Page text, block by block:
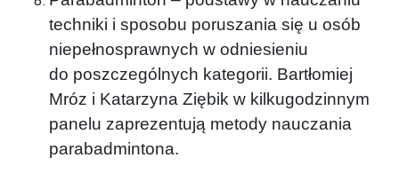
techniki i sposobu poruszania się u osób
niepełnosprawnych w odniesieniu
do poszczególnych kategorii. Bartłomiej
Mróz i Katarzyna Ziębik w kilkugodzinnym
panelu zaprezentują metody nauczania
parabadmintona.